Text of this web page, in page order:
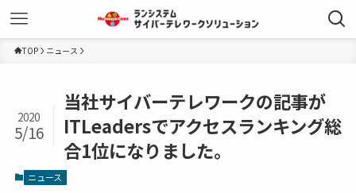
TOP ニュース
当社サイバーテレワークの記事が
ITLeadersでアクセスランキング総
合1位になりました。
2020
5/16
ニュース